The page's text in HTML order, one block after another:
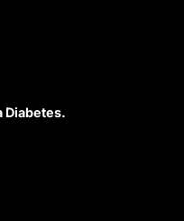
Diabetes.